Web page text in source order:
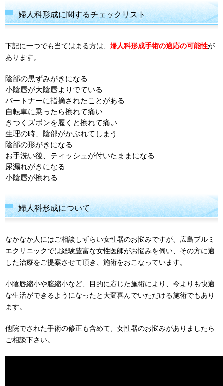
婦人科形成に関するチェックリスト
下記に一つでも当てはまる方は、婦人科形成手術の適応の可能性が
あります。
陰部の黒ずみがきになる
小陰唇が大陰唇よりでている
パートナーに指摘されたことがある
自転車に乗ったら擦れて痛い
きつくズボンを履くと擦れて痛い
生理の時、陰部がかぶれてしまう
陰部の形がきになる
お手洗い後、ティッシュが付いたままになる
尿漏れがきになる
小陰唇が擦れる
婦人科形成について
なかなか人にはご相談しずらい女性器のお悩みですが、広島プルミ
エクリニックでは経験豊富な女性医師がお悩みを伺い、その方に適
した治療をご提案させて頂き、施術をおこなっています。
小陰唇縮小や膣縮小など、目的に応じた施術により、今よりも快適
な生活ができるようになったと大変喜んでいただける施術でもあり
ます。
他院でされた手術の修正も含めて、女性器のお悩みがありましたら
ご相談下さい。